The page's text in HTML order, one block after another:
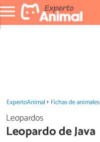
ExpertoAnimal Fichas de animales
Leopardos
Leopardo de Java